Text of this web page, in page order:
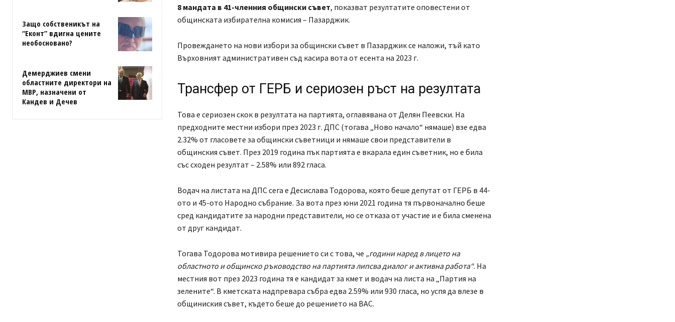
Защо собственикът на
“Еконт” вдигна цените
необосновано?
Демерджиев смени
областните директори на
МВР, назначени от
Кандев и Дечев
8 мандата в 41-членния общински съвет, показват резултатите оповестени от
общинската избирателна комисия – Пазарджик.
Провеждането на нови избори за общински съвет в Пазарджик се наложи, тъй като
Върховният административен съд касира вота от есента на 2023 г.
Трансфер от ГЕРБ и сериозен ръст на резултата
Това е сериозен скок в резултата на партията, оглавявана от Делян Пеевски. На
предходните местни избори през 2023 г. ДПС (тогава „Ново начало“ нямаше) взе едва
2.32% от гласовете за общински съветници и нямаше свои представители в
общинския съвет. През 2019 година пък партията е вкарала един съветник, но е била
със сходен резултат – 2.58% или 892 гласа.
Водач на листата на ДПС сега е Десислава Тодорова, която беше депутат от ГЕРБ в 44-
ото и 45-ото Народно събрание. За вота през юни 2021 година тя първоначално беше
сред кандидатите за народни представители, но се отказа от участие и е била сменена
от друг кандидат.
Тогава Тодорова мотивира решението си с това, че „години наред в лицето на
областното и общинско ръководство на партията липсва диалог и активна работа“. На
местния вот през 2023 година тя е кандидат за кмет и водач на листа на „Партия на
зелените“. В кметската надпревара събра едва 2.59% или 930 гласа, но успя да влезе в
общиниския съвет, където беше до решението на ВАС.